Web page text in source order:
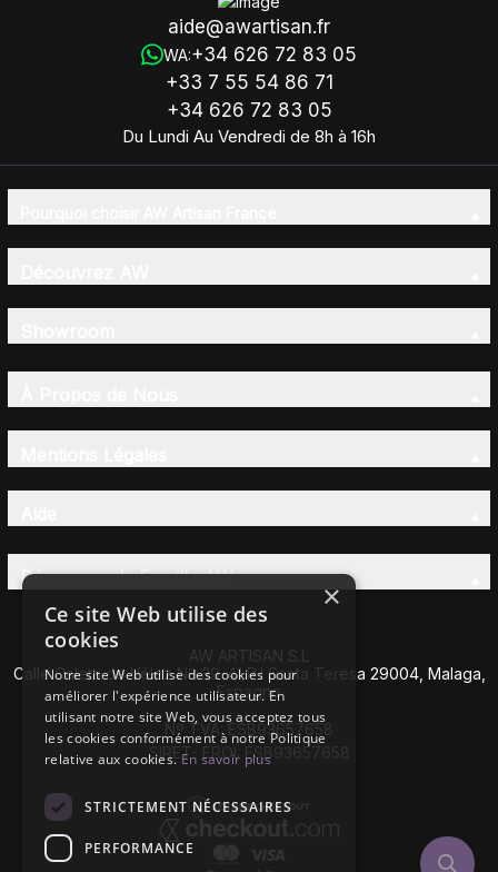
aide@awartisan.fr
WA:+34 626 72 83 05
+33 7 55 54 86 71
+34 626 72 83 05
Du Lundi Au Vendredi de 8h à 16h
Découvrez la Famille AW
AW ARTISAN S.L
Calle Caleta de Vélez Nº 39-41 P.I Santa Teresa 29004, Malaga,
Espagne
Nº TVA: ESB93657658
SIRET- EROI: ESB93657658
×
Ce site Web utilise des
cookies
Notre site Web utilise des cookies pour
améliorer l'expérience utilisateur. En
utilisant notre site Web, vous acceptez tous
les cookies conformément à notre Politique
relative aux cookies.En savoir plus
STRICTEMENT NÉCESSAIRES
PERFORMANCE